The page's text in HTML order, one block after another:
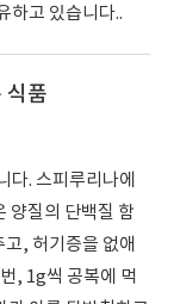
하고 있습니다..
식품
다. 스피루리나에
양질의 단백질 함
, 허기증을 없애
, 1g씩 공복에 먹